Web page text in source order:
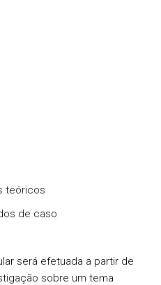
teóricos
de caso
será efetuada a partir de
sobre um tema